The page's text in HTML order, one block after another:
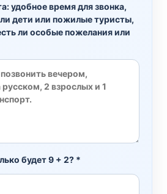
удобное время для звонка,
дети или пожилые туристы,
ли особые пожелания или
будет 9 + 2? *